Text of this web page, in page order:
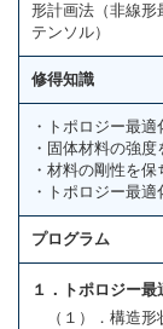
形計画法（非線形
テンソル）
修得知識
・トポロジー最
・固体材料の強
・材料の剛性を
・トポロジー最
プログラム
１．トポロジー
（１）．構造形